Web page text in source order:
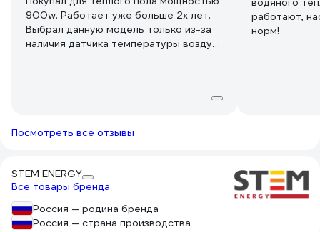
900w. Работает уже больше 2х лет.
Выбрал данную модель только из-за
наличия датчика температуры воздуха
работают,
норм!
Посмотреть все отзывы
STEM ENERGY
Все товары бренда
Россия — родина бренда
Россия — страна производства